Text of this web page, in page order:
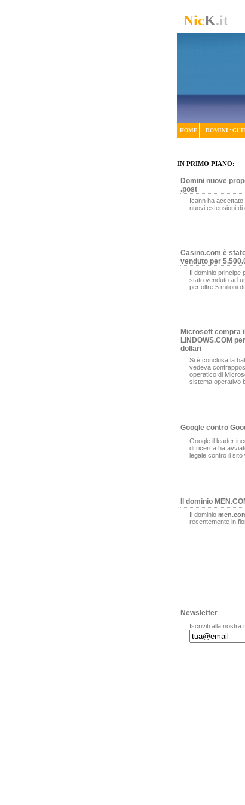
NicK.it
HOME DOMINI :
IN PRIMO PIANO:
Domini nuove
.post
Icann ha
nuovi estensioni di
Casino.com è
venduto per
Il dominio principe
stato venduto ad
per oltre 5 milioni di
Microsoft compra
LINDOWS.COM
dollari
Si è conclusa la
vedeva
operatico di
sistema operativo
Google contro
Google il leader
di ricerca ha
legale contro il
Il dominio
Il dominio
recentemente in
Newsletter
Iscriviti alla nostra